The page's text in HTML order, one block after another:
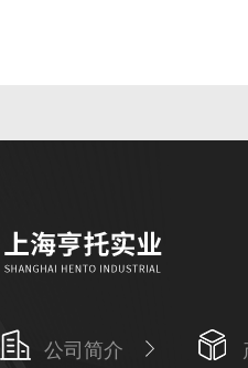
公司简介